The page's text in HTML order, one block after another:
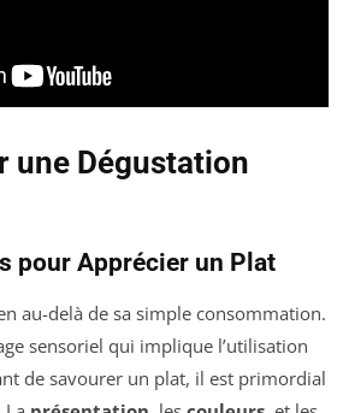
une Dégustation
pour Apprécier un Plat
au-delà de sa simple consommation.
sensoriel qui implique l’utilisation
de savourer un plat, il est primordial